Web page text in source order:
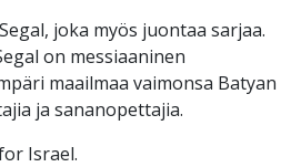
joka myös juontaa sarjaa.
on messiaaninen
maailmaa vaimonsa Batyan
ja sananopettajia.
Israel.